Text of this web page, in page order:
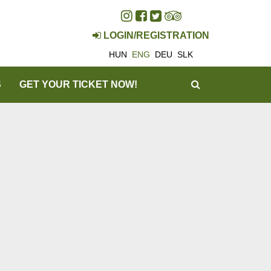
LOGIN/REGISTRATION
HUN ENG DEU SLK
GET YOUR TICKET NOW!